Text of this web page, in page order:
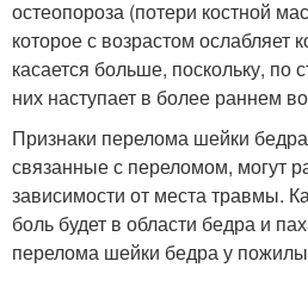
остеопороза (потери костной
которое с возрастом ослабляет
касается больше, поскольку, по
них наступает в более раннем
Признаки перелома шейки
связанные с переломом, могут
зависимости от места травмы.
боль будет в области бедра и
перелома шейки бедра у